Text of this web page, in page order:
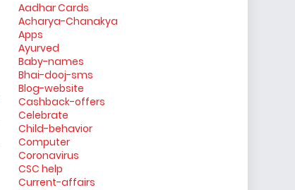
Aadhar Cards
Acharya-Chanakya
Apps
Ayurved
Baby-names
Bhai-dooj-sms
Blog-website
Cashback-offers
Celebrate
Child-behavior
Computer
Coronavirus
CSC help
Current-affairs